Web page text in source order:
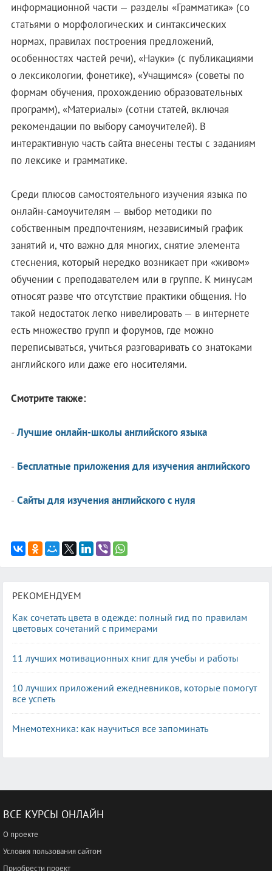
информационной части — разделы «Грамматика» (со
статьями о морфологических и синтаксических
нормах, правилах построения предложений,
особенностях частей речи), «Науки» (с публикациями
о лексикологии, фонетике), «Учащимся» (советы по
формам обучения, прохождению образовательных
программ), «Материалы» (сотни статей, включая
рекомендации по выбору самоучителей). В
интерактивную часть сайта внесены тесты с заданиям
по лексике и грамматике.
Среди плюсов самостоятельного изучения языка по
онлайн-самоучителям — выбор методики по
собственным предпочтениям, независимый график
занятий и, что важно для многих, снятие элемента
стеснения, который нередко возникает при «живом»
обучении с преподавателем или в группе. К минусам
относят разве что отсутствие практики общения. Но
такой недостаток легко нивелировать — в интернете
есть множество групп и форумов, где можно
переписываться, учиться разговаривать со знатоками
английского или даже его носителями.
Смотрите также:
-Лучшие онлайн-школы английского языка
- Бесплатные приложения для изучения английского
- Сайты для изучения английского с нуля
РЕКОМЕНДУЕМ
Как сочетать цвета в одежде: полный гид по правилам
цветовых сочетаний с примерами
11 лучших мотивационных книг для учебы и работы
10 лучших приложений ежедневников, которые помогут
все успеть
Мнемотехника: как научиться все запоминать
ВСЕ КУРСЫ ОНЛАЙН
О проекте
Условия пользования сайтом
Приобрести проект